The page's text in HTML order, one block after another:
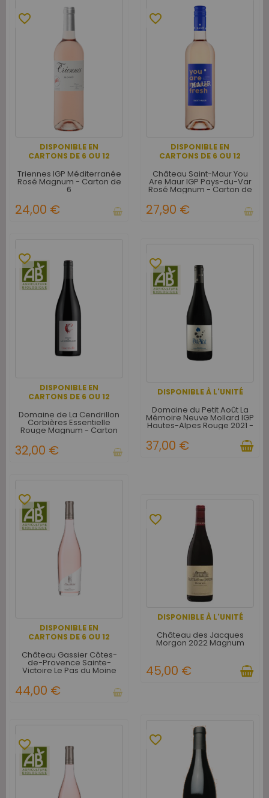
DISPONIBLE EN
CARTONS DE 6 OU 12
favorite_border
Triennes IGP Méditerranée
Rosé Magnum - Carton de
6
24,00 €
DISPONIBLE EN
CARTONS DE 6 OU 12
favorite_border
Château Saint-Maur You
Are Maur IGP Pays-du-Var
Rosé Magnum - Carton de
27,90 €
DISPONIBLE EN
CARTONS DE 6 OU 12
favorite_border
Domaine de La Cendrillon
Corbières Essentielle
Rouge Magnum - Carton
de 6
32,00 €
DISPONIBLE À L'UNITÉ
favorite_border
Domaine du Petit Août La
Mémoire Neuve Mollard IGP
Hautes-Alpes Rouge 2021 -
37,00 €
DISPONIBLE EN
CARTONS DE 6 OU 12
favorite_border
Château Gassier Côtes-
de-Provence Sainte-
Victoire Le Pas du Moine
44,00 €
DISPONIBLE À L'UNITÉ
favorite_border
Château des Jacques
Morgon 2022 Magnum
45,00 €
favorite_border favorite_border